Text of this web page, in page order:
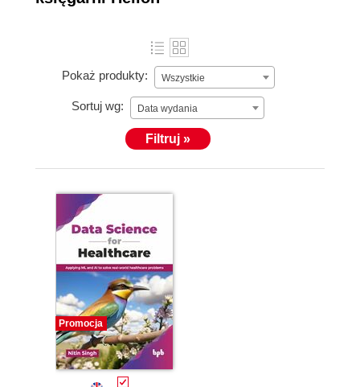
Pokaż produkty: Wszystkie
Sortuj wg: Data wydania
Filtruj »
Promocja